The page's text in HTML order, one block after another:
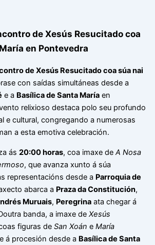
de Xesús Resucitado coa
en Pontevedra
de Xesús Resucitado coa súa nai
con saídas simultáneas desde a
e a Basílica de Santa Maríaen
relixioso destaca polo seu profundo
e cultural, congregando a numerosas
a esta emotiva celebración.
ás 20:00 horas, coa imaxe de A Nosa
, que avanza xunto á súa
representacións desde a Parroquia de
abarca a Praza da Constitución,
Muruais, Peregrinaata chegar á
banda, a imaxe de Xesús
figuras de San Xoán e María
á procesión desde a Basílica de Santa